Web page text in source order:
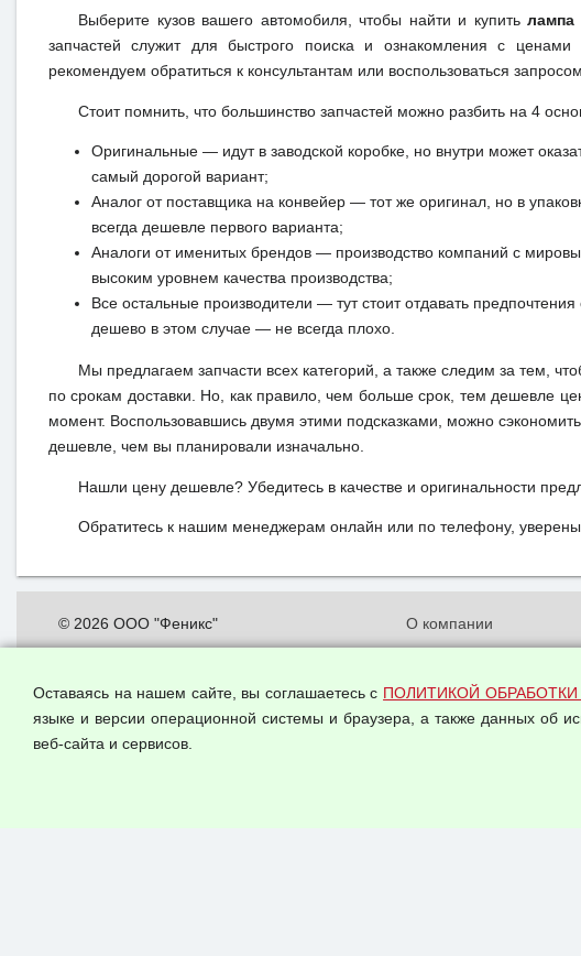
Выберите кузов вашего автомобиля, чтобы найти и купитьлампа
запчастей служит для быстрого поиска и ознакомления с
рекомендуем обратиться к консультантам или воспользоваться
Стоит помнить, что большинство запчастей можно разбить на 4
Оригинальные — идут в заводской коробке, но внутри может
самый дорогой вариант;
Аналог от поставщика на конвейер — тот же оригинал, но в
всегда дешевле первого варианта;
Аналоги от именитых брендов — производство компаний с
высоким уровнем качества производства;
Все остальные производители — тут стоит отдавать
дешево в этом случае — не всегда плохо.
Мы предлагаем запчасти всех категорий, а также следим за тем,
по срокам доставки. Но, как правило, чем больше срок, тем дешевле
момент. Воспользовавшись двумя этими подсказками, можно
дешевле, чем вы планировали изначально.
Нашли цену дешевле? Убедитесь в качестве и оригинальности
Обратитесь к нашим менеджерам онлайн или по телефону,
© 2026 ООО "Феникс"
О компании
данных
Оставаясь на нашем сайте, вы соглашаетесь с ПОЛИТИКОЙ
языке и версии операционной системы и браузера, а также данных об
веб-сайта и сервисов.